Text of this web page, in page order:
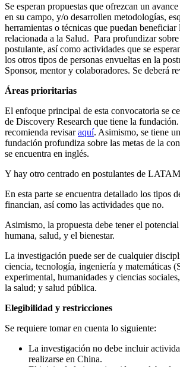
Se esperan propuestas que ofrezcan un
en su campo, y/o desarrollen metodologías,
herramientas o técnicas que puedan
relacionada a la Salud. Para profundizar
postulante, así como actividades que se
los otros tipos de personas envueltas en la
Sponsor, mentor y colaboradores. Se deberá
Áreas prioritarias
El enfoque principal de esta convocatoria se
de Discovery Research que tiene la
recomienda revisaraquí. Asimismo, se tiene
fundación profundiza sobre las metas de la
se encuentra en inglés.
Y hay otro centrado en postulantes de
En esta parte se encuentra detallado los tipos
financian, así como las actividades que no.
Asimismo, la propuesta debe tener el
humana, salud, y el bienestar.
La investigación puede ser de cualquier
ciencia, tecnología, ingeniería y matemáticas
experimental, humanidades y ciencias
la salud; y salud pública.
Elegibilidad y restricciones
Se requiere tomar en cuenta lo siguiente:
La investigación no debe incluir
realizarse en China.